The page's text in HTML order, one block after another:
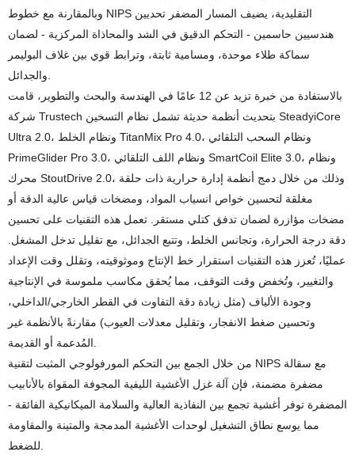
وبالمقارنة مع خطوط NIPS التقليدية، يضيف المسار المضفر تحديين
هندسيين حاسمين - التحكم الدقيق في الشد والمحاذاة المركزية - لضمان
سماكة طلاء موحدة، ومسامية ثابتة، وترابط قوي بين غلاف البوليمر
بالاستفادة من خبرة تزيد عن 12 عامًا في الهندسة والبحث والتطوير، قامت
شركة Trustech بتحديث أنظمة حديثة تشمل نظام التسخين SteadyiCore
Ultra 2.0، ونظام الخلط TitanMix Pro 4.0، ونظام السحب التلقائي
PrimeGlider Pro 3.0، ونظام اللف التلقائي SmartCoil Elite 3.0، ونظام
محرك StoutDrive 2.0، وذلك من خلال دمج أنظمة إدارة حرارية ذات حلقة
مغلقة لتحسين خواص انسياب المواد، ومضخات قياس عالية الدقة أو
مضخات مؤازرة لضمان تدفق كتلي مستقر. تعمل هذه التقنيات على تحسين
دقة درجة الحرارة، وتجانس الخلط، وتتبع الجدائل، مع تقليل تدخل المشغل.
عمليًا، تُعزز هذه التقنيات استقرار خط الإنتاج وموثوقيته، وتقلل وقت الإعداد
والتغيير، وتُخفض وقت التوقف، مما يُحقق مكاسب ملموسة في الإنتاجية
وجودة الألياف (مثل زيادة دقة التفاوت في القطر الخارجي/الداخلي،
وتحسين ضغط الانفجار، وتقليل معدلات العيوب) مقارنةً بالأنظمة غير
من خلال الجمع بين التحكم المورفولوجي المثبت لتقنية NIPS مع سقالة
مضفرة مضمنة، فإن آلة غزل الأغشية الليفية المجوفة المقواة بالأنابيب
المضفرة توفر أغشية تجمع بين النفاذية العالية والسلامة الميكانيكية الفائقة -
مما يوسع نطاق التشغيل لوحدات الأغشية المدمجة والمتينة والمقاومة